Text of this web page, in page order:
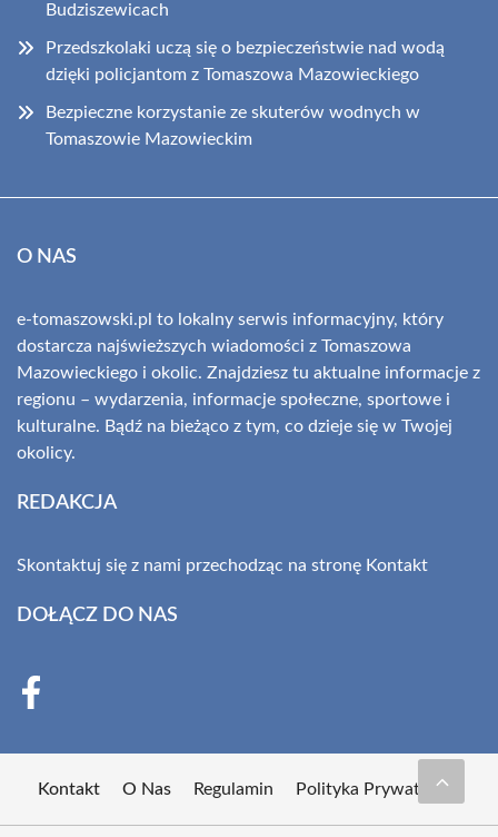
Budziszewicach
Przedszkolaki uczą się o bezpieczeństwie nad wodą
dzięki policjantom z Tomaszowa Mazowieckiego
Bezpieczne korzystanie ze skuterów wodnych w
Tomaszowie Mazowieckim
O NAS
e-tomaszowski.pl to lokalny serwis informacyjny, który
dostarcza najświeższych wiadomości z Tomaszowa
Mazowieckiego i okolic. Znajdziesz tu aktualne informacje z
regionu – wydarzenia, informacje społeczne, sportowe i
kulturalne. Bądź na bieżąco z tym, co dzieje się w Twojej
okolicy.
REDAKCJA
Skontaktuj się z nami przechodząc na stronę Kontakt
DOŁĄCZ DO NAS
Kontakt O Nas Regulamin Polityka Prywatności